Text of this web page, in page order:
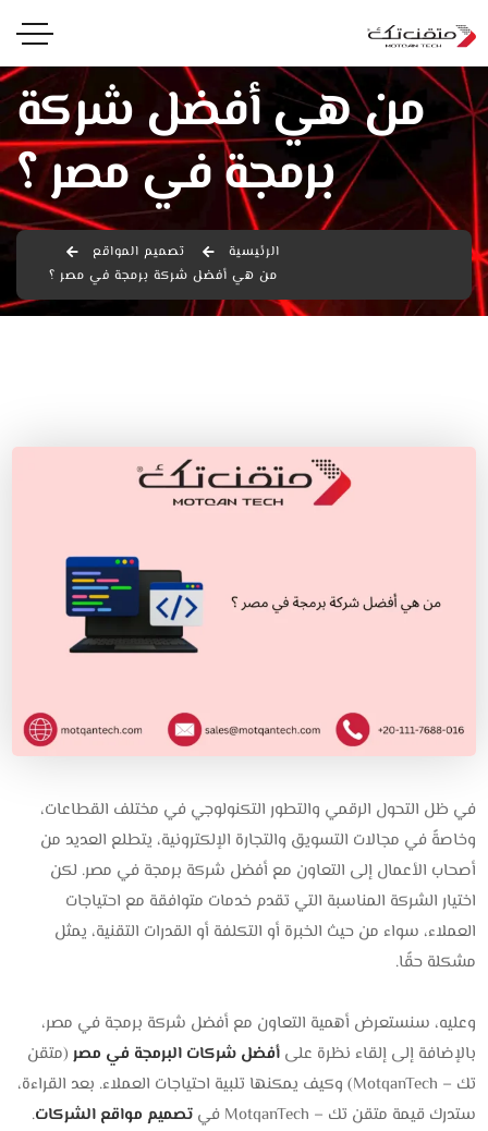
من هي أفضل شركة
برمجة في مصر ؟
الرئيسية
تصميم المواقع
من هي أفضل شركة برمجة في مصر ؟
في ظل التحول الرقمي والتطور التكنولوجي في مختلف القطاعات،
وخاصةً في مجالات التسويق والتجارة الإلكترونية، يتطلع العديد من
أصحاب الأعمال إلى التعاون مع أفضل شركة برمجة في مصر. لكن
اختيار الشركة المناسبة التي تقدم خدمات متوافقة مع احتياجات
العملاء، سواء من حيث الخبرة أو التكلفة أو القدرات التقنية، يمثل
مشكلة حقًا.
وعليه، سنستعرض أهمية التعاون مع أفضل شركة برمجة في مصر،
بالإضافة إلى إلقاء نظرة علىأفضل شركات البرمجة في مصر (متقن
تك – MotqanTech) وكيف يمكنها تلبية احتياجات العملاء. بعد القراءة،
ستدرك قيمة متقن تك – MotqanTech في
تصميم مواقع الشركات.